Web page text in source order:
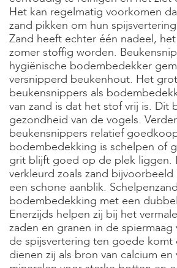
W
e
b
s
h
o
p
K
l
a
n
t
e
n
s
e
r
v
i
c
e
Het kan regelmatig voorkomen
zand pikken om hun
Zand heeft echter één nadeel,
zomer stoffig worden.
hygiënische bodembedekker
versnipperd beukenhout. Het
beukensnippers als
van zand is dat het stof vrij is. Dit
gezondheid van de vogels.
beukensnippers relatief
bodembedekking is schelpen of
grit blijft goed op de plek liggen.
verkleurd zoals zand
een schone aanblik.
bodembedekking met een
Enerzijds helpen zij bij het
zaden en granen in de
de spijsvertering ten goede komt
dienen zij als bron van calcium en